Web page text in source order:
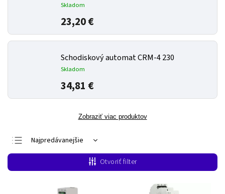
Skladom
23,20 €
Schodiskový automat CRM-4 230
Skladom
34,81 €
Zobraziť viac produktov
Najpredávanejšie
Najlacnejšie
Najdrahšie
Abecedne
Otvoriť filter